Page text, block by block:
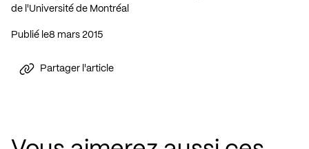
de l'Université de Montréal
Publié le 8 mars 2015
Partager l'article